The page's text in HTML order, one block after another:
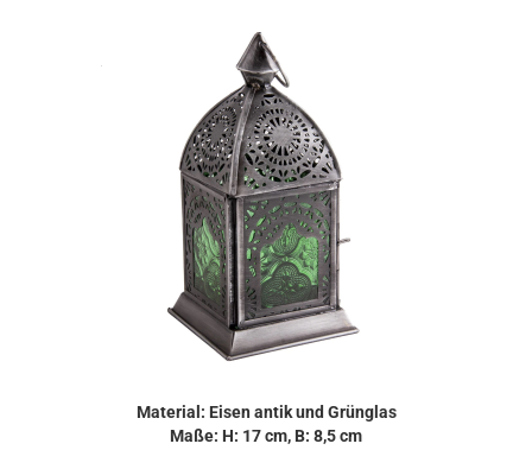
Material: Eisen antik und Grünglas
Maße: H: 17 cm, B: 8,5 cm